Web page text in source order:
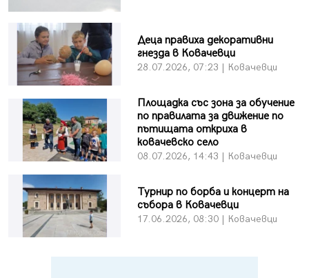
Деца правиха декоративни
гнезда в Ковачевци
28.07.2026, 07:23 | Ковачевци
Площадка със зона за обучение
по правилата за движение по
пътищата откриха в
ковачевско село
08.07.2026, 14:43 | Ковачевци
Турнир по борба и концерт на
събора в Ковачевци
17.06.2026, 08:30 | Ковачевци